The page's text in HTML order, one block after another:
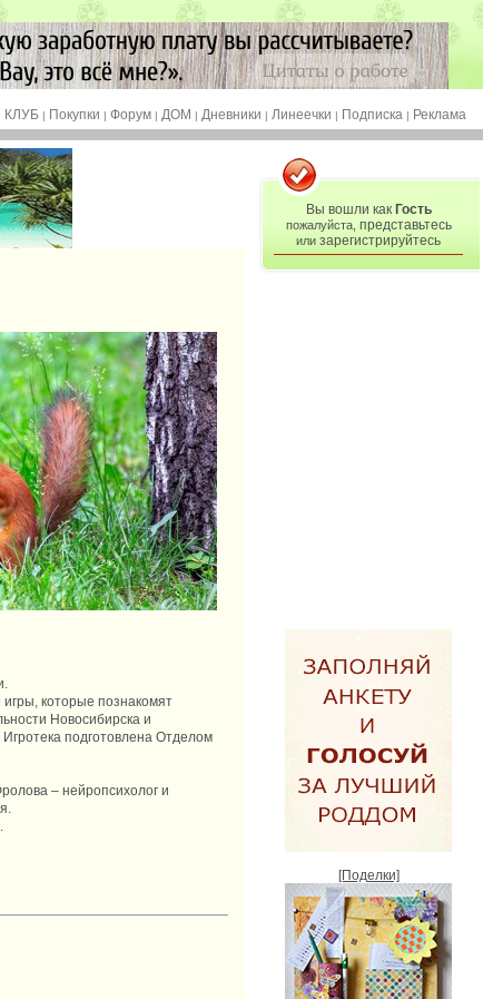
КЛУБ | Покупки | Форум | ДОМ | Дневники | Линеечки | Подписка | Реклама
игры, которые познакомят
Новосибирска и
подготовлена Отделом
– нейропсихолог и
Вы вошли как Гость
пожалуйста, представьтесь
или зарегистрируйтесь
[Поделки]